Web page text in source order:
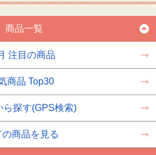
商品一覧
注目の商品
商品 Top30
ら探す(GPS検索)
の商品を見る